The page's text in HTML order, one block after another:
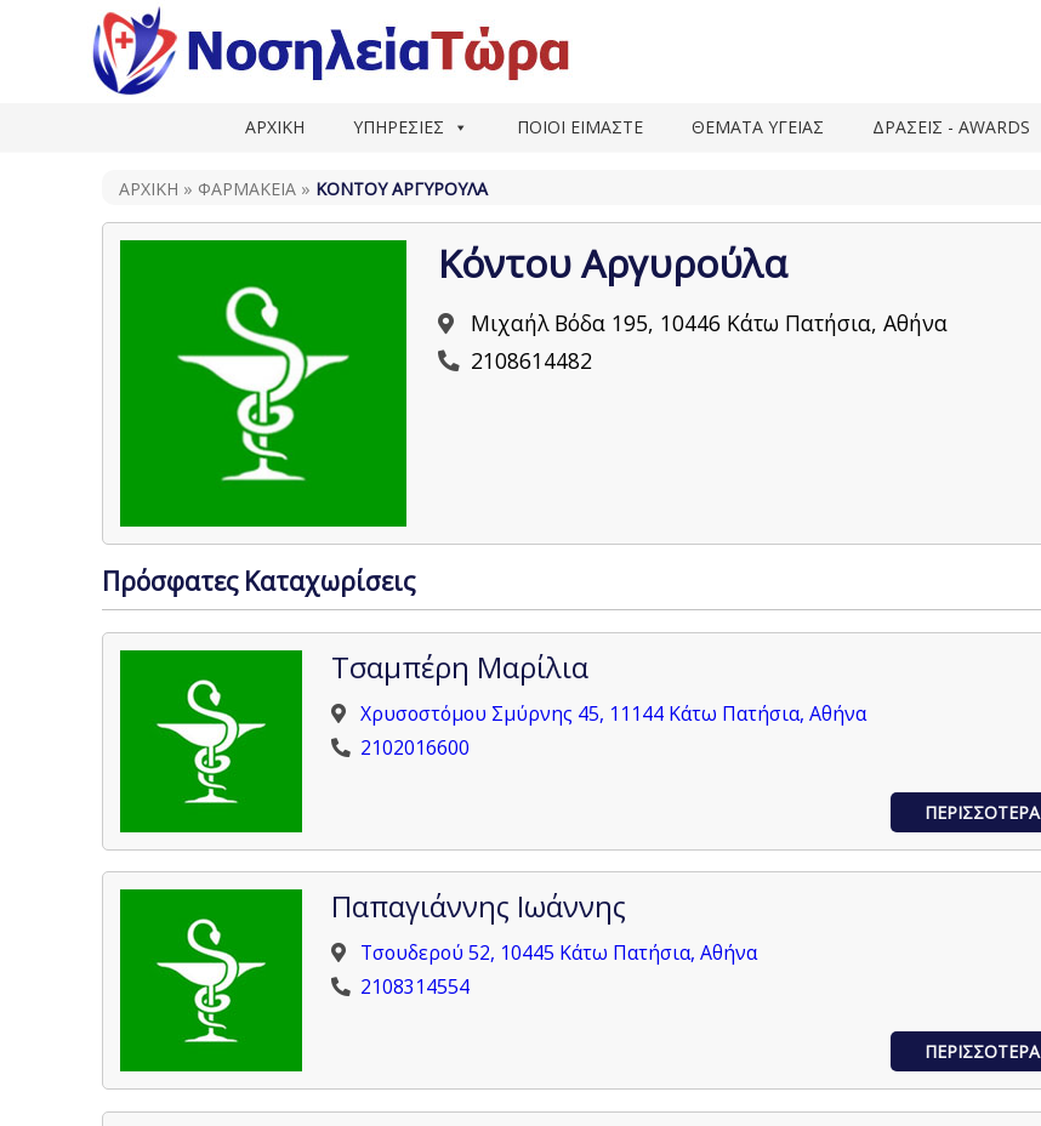
ΑΡΧΙΚΗ ΥΠΗΡΕΣΙΕΣ ΠΟΙΟΙ ΕΙΜΑΣΤΕ ΘΕΜΑΤΑ ΥΓΕΙΑΣ ΔΡΑΣΕΙΣ - AWARDS
ΑΡΧΙΚΗ » ΦΑΡΜΑΚΕΊΑ » ΚΌΝΤΟΥ ΑΡΓΥΡΟΎΛΑ
Κόντου Αργυρούλα
Μιχαήλ Βόδα 195, 10446 Κάτω Πατήσια, Αθήνα
2108614482
Πρόσφατες Καταχωρίσεις
Τσαμπέρη Μαρίλια
Χρυσοστόμου Σμύρνης 45, 11144 Κάτω Πατήσια, Αθήνα
2102016600
ΠΕΡΙΣΣΟΤΕΡΑ
Παπαγιάννης Ιωάννης
Τσουδερού 52, 10445 Κάτω Πατήσια, Αθήνα
2108314554
ΠΕΡΙΣΣΟΤΕΡΑ